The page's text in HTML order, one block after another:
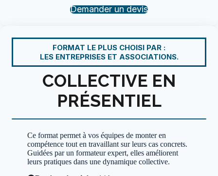
Demander un devis
FORMAT LE PLUS CHOISI PAR :
LES ENTREPRISES ET ASSOCIATIONS.
COLLECTIVE EN
PRÉSENTIEL
Ce format permet à vos équipes de monter en
compétence tout en travaillant sur leurs cas concrets.
Guidées par un formateur expert, elles améliorent
leurs pratiques dans une dynamique collective.